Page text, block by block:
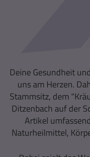
Deine Gesundheit
uns am Herzen.
Stammsitz, dem
Ditzenbach auf der
Artikel
Naturheilmittel,